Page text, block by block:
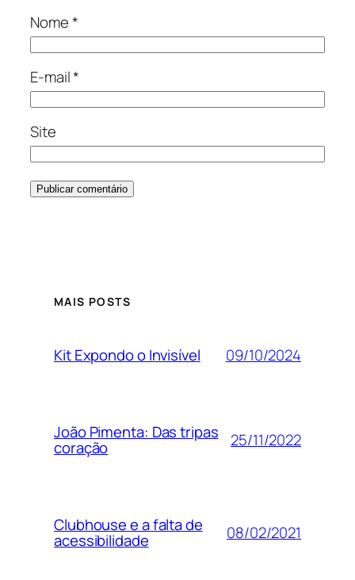
Nome*
E-mail*
Site
MAIS POSTS
Kit Expondo o Invisível 09/10/2024
João Pimenta: Das tripas
coração 25/11/2022
Clubhouse e a falta de
acessibilidade 08/02/2021